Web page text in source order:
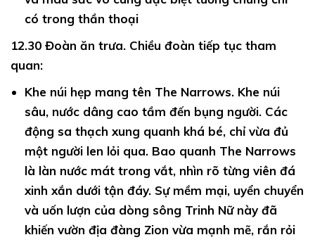
có trong thần thoại
12.30 Đoàn ăn trưa. Chiều đoàn tiếp tục tham
quan:
Khe núi hẹp mang tên The Narrows. Khe núi
sâu, nước dâng cao tầm đến bụng người. Các
động sa thạch xung quanh khá bé, chỉ vừa đủ
một người len lỏi qua. Bao quanh The Narrows
là làn nước mát trong vắt, nhìn rõ từng viên đá
xinh xắn dưới tận đáy. Sự mềm mại, uyển chuyển
và uốn lượn của dòng sông Trinh Nữ này đã
khiến vườn địa đàng Zion vừa mạnh mẽ, rắn rỏi